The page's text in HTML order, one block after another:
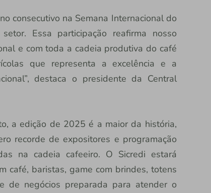
consecutivo na Semana Internacional do
Essa participação reafirma nosso
e com toda a cadeia produtiva do café
que representa a excelência e a
destaca o presidente da Central
a edição de 2025 é a maior da história,
recorde de expositores e programação
na cadeia cafeeiro. O Sicredi estará
café, baristas, game com brindes, totens
de negócios preparada para atender o